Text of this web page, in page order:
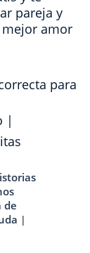
pareja y
mejor amor
para
|
de
|